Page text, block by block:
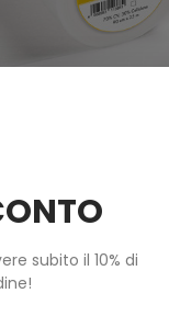
Cm 90 Art
subito il 10% di